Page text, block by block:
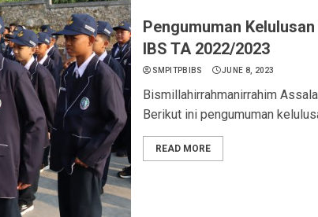
Pengumuman
IBS TA 2022/2023
SMPITPBIBS JUNE 8, 2023
Bismillahirrahmanirrahim
Berikut ini pengumuman
READ MORE